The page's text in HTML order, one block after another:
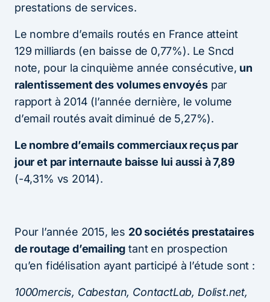
prestations de services.
Le nombre d’emails routés en France atteint
129 milliards (en baisse de 0,77%). Le Sncd
note, pour la cinquième année consécutive, un
ralentissement des volumes envoyéspar
rapport à 2014 (l’année dernière, le volume
d’email routés avait diminué de 5,27%).
Le nombre d’emails commerciaux reçus par
jour et par internaute baisse lui aussi à 7,89
(-4,31% vs 2014).
Pour l’année 2015, les 20 sociétés prestataires
de routage d’emailing tant en prospection
qu’en fidélisation ayant participé à l’étude sont :
1000mercis, Cabestan, ContactLab, Dolist.net,